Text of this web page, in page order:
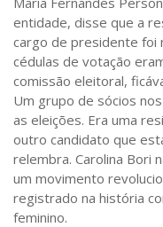
entidade, disse que a
cargo de presidente foi
cédulas de votação
comissão eleitoral,
Um grupo de sócios
as eleições. Era uma
outro candidato que
relembra. Carolina Bori
um movimento
registrado na história
feminino.